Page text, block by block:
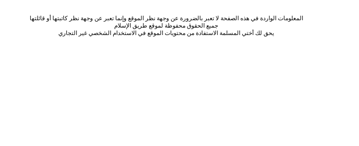
المعلومات الواردة في هذه الصفحة لا تعبر بالضرورة عن وجهة نظر الموقع وإنما تعبر عن وجهة نظر كاتبتها أو قائلتها
جميع الحقوق محفوظة لموقع طريق الإسلام
يحق لك أختي المسلمة الاستفادة من محتويات الموقع في الاستخدام الشخصي غير التجاري